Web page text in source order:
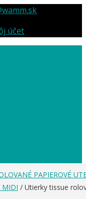
účet
PAPIEROVÉ
MIDI / Utierky tissue